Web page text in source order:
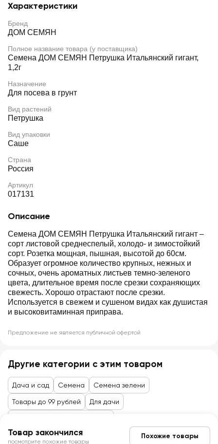
Характеристики
Бренд
ДОМ СЕМЯН
Полное название товара (у поставщика)
Семена ДОМ СЕМЯН Петрушка Итальянский гигант,
1,2г
Назначение
Для посева в грунт
Вид растений
Петрушка
Вид упаковки
Саше
Страна
Россия
Артикул
017131
Описание
Семена ДОМ СЕМЯН Петрушка Итальянский гигант –
сорт листовой среднеспелый, холодо- и зимостойкий
сорт. Розетка мощная, пышная, высотой до 60см.
Образует огромное количество крупных, нежных и
сочных, очень ароматных листьев темно-зеленого
цвета, длительное время после срезки сохраняющих
свежесть. Хорошо отрастают после срезки.
Используется в свежем и сушеном видах как душистая
и высоковитаминная приправа.
Предложение не является публичной офертой
Другие категории с этим товаром
Дача и сад Семена Семена зелени
Товары до 99 рублей Для дачи
Товар закончился
посмотрите похожие товары
Похожие товары